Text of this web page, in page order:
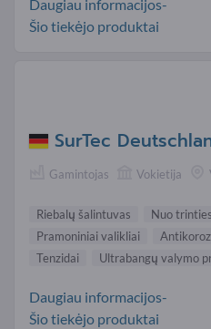
Daugiau informacijos-
Šio tiekėjo produktai
SurTec
Gamintojas Vokietija
Riebalų šalintuvas
Nuo
Pramoniniai valikliai
Tenzidai
Ultrabangų valymo
Daugiau informacijos-
Šio tiekėjo produktai